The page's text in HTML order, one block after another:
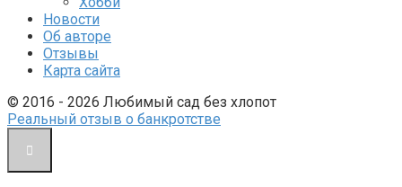
Новости
Об авторе
Отзывы
Карта сайта
© 2016 - 2026 Любимый сад без хлопот
Реальный отзыв о банкротстве